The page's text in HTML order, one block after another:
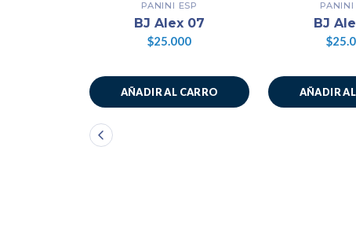
PANINI ESP
BJ Alex 07
$25.000
AÑADIR AL CARRO
PANINI
BJ
AÑADIR